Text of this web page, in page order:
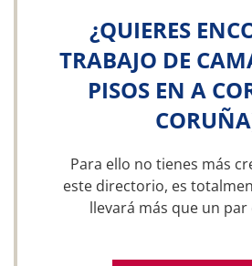
¿QUIERES
TRABAJO DE
PISOS EN A
Para ello no tienes más
este directorio, es
llevará más que un